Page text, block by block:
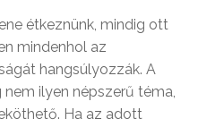
étkeznünk, mindig ott
mindenhol az
hangsúlyozzák. A
ilyen népszerű téma,
Ha az adott